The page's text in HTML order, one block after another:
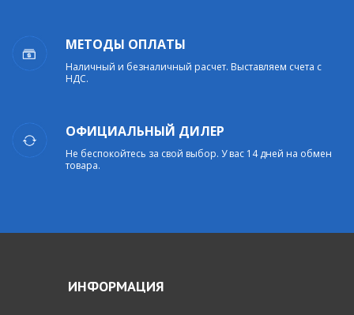
МЕТОДЫ ОПЛАТЫ
Наличный и безналичный расчет. Выставляем счета с
НДС.
ОФИЦИАЛЬНЫЙ ДИЛЕР
Не беспокойтесь за свой выбор. У вас 14 дней на обмен
товара.
ИНФОРМАЦИЯ